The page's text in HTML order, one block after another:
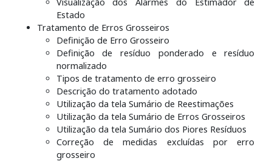
Estado
Tratamento de Erros Grosseiros
Definição de Erro Grosseiro
Definição de resíduo ponderado e resíduo
normalizado
Tipos de tratamento de erro grosseiro
Descrição do tratamento adotado
Utilização da tela Sumário de Reestimações
Utilização da tela Sumário de Erros Grosseiros
Utilização da tela Sumário dos Piores Resíduos
Correção de medidas excluídas por erro
grosseiro